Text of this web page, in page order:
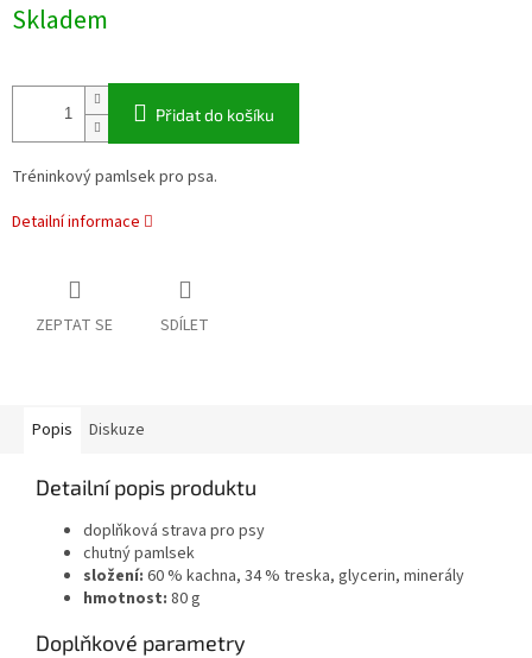
cena:
Skladem
Přidat do košíku
Tréninkový pamlsek pro psa.
Detailní informace
ZEPTAT SE SDÍLET
Popis Diskuze
Detailní popis produktu
doplňková strava pro psy
chutný pamlsek
složení: 60 % kachna, 34 % treska, glycerin, minerály
hmotnost: 80 g
Doplňkové parametry